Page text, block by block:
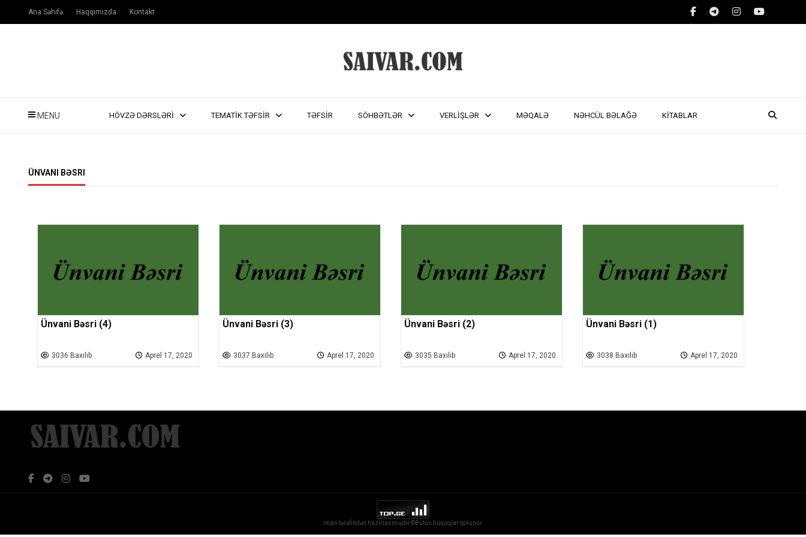
MENU HÖVZƏ DƏRSLƏRİ TEMATİK TƏFSİR TƏFSİR SÖHBƏTLƏR VERLİŞLƏR MƏQALƏ NƏHCÜL BƏLAĞƏ KİTABLAR
Ana Səhifə Haqqımızda Kontakt
ÜNVANI BƏSRI
Ünvani Bəsri (4)
3036 Baxılıb Aprel 17, 2020
Ünvani Bəsri (3)
3037 Baxılıb Aprel 17, 2020
Ünvani Bəsri (2)
3035 Baxılıb Aprel 17, 2020
Ünvani Bəsri (1)
3038 Baxılıb Aprel 17, 2020
İman tərəfindən hazırlanmışdır ©Bütün hüquqlar qorunur.